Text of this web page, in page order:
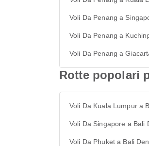
Voli Da Penang a
Voli Da Penang a
Voli Da Penang a
Rotte popolari
Voli Da Kuala Lumpur a
Voli Da Singapore a Bali
Voli Da Phuket a Bali